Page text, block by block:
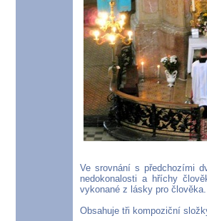
Ve srovnání s předchozími
nedokonalosti a hříchy
vykonané z lásky pro člověka.
Obsahuje tři kompoziční